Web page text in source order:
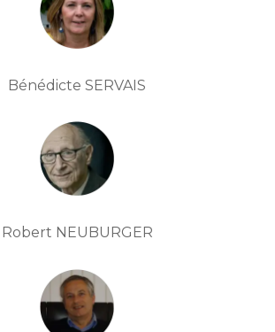
Bénédicte SERVAIS
Robert NEUBURGER